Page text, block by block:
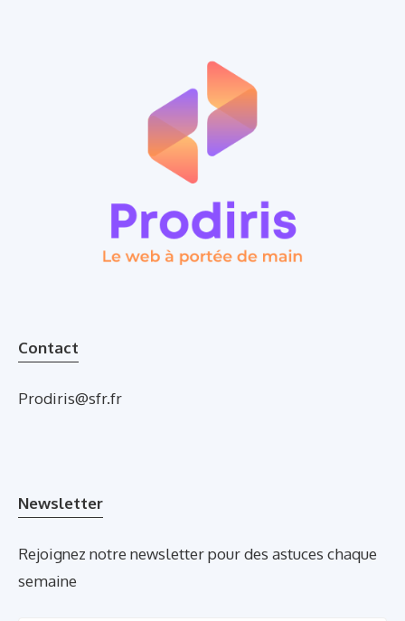
Contact
Prodiris@sfr.fr
Newsletter
Rejoignez notre newsletter pour des astuces chaque
semaine